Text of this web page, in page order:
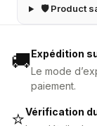
🛡 Product
🚚Expédition
Le mode
paiement.
⭐Vérification